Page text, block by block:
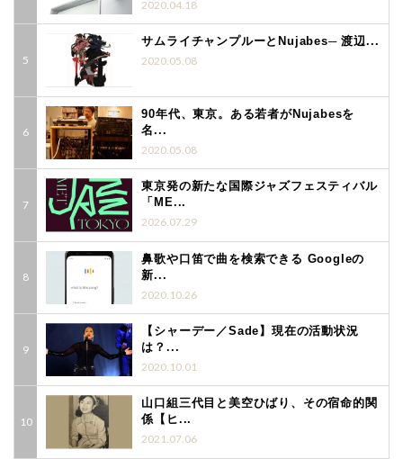
2020.04.18
サムライチャンプルーとNujabes─ 渡辺...
2020.05.08
90年代、東京。ある若者がNujabesを
名...
2020.05.08
東京発の新たな国際ジャズフェスティバル
「ME...
2026.07.29
鼻歌や口笛で曲を検索できる Googleの
新...
2020.10.26
【シャーデー／Sade】現在の活動状況
は？...
2020.10.01
山口組三代目と美空ひばり、その宿命的関
係【ヒ...
2021.07.06